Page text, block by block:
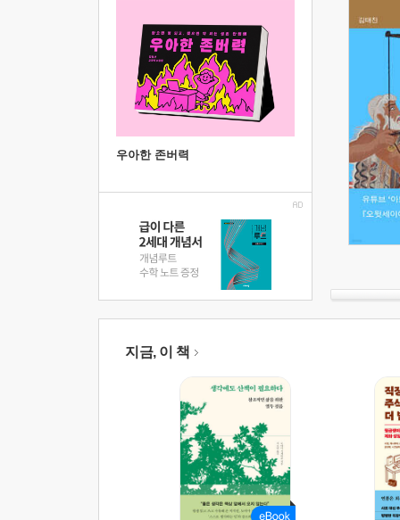
우아한 존버력
지금, 이 책